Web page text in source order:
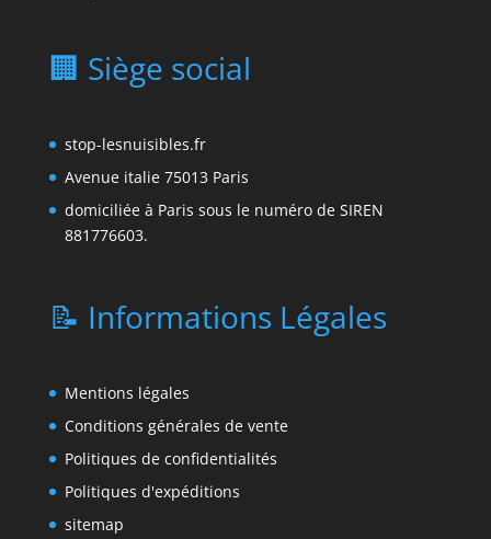
🏢 Siège social
stop-lesnuisibles.fr
Avenue italie 75013 Paris
domiciliée à Paris sous le numéro de SIREN
881776603.
📝 Informations Légales
Mentions légales
Conditions générales de vente
Politiques de confidentialités
Politiques d'expéditions
sitemap